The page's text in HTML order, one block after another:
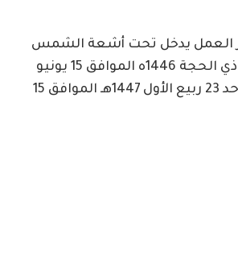
العمل يدخل تحت أشعة الشمس
اعتبارًا من الأحد 19 ذي الحجة 1446ه الموافق 15 يونيو